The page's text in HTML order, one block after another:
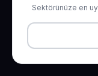
Sektörünüze en